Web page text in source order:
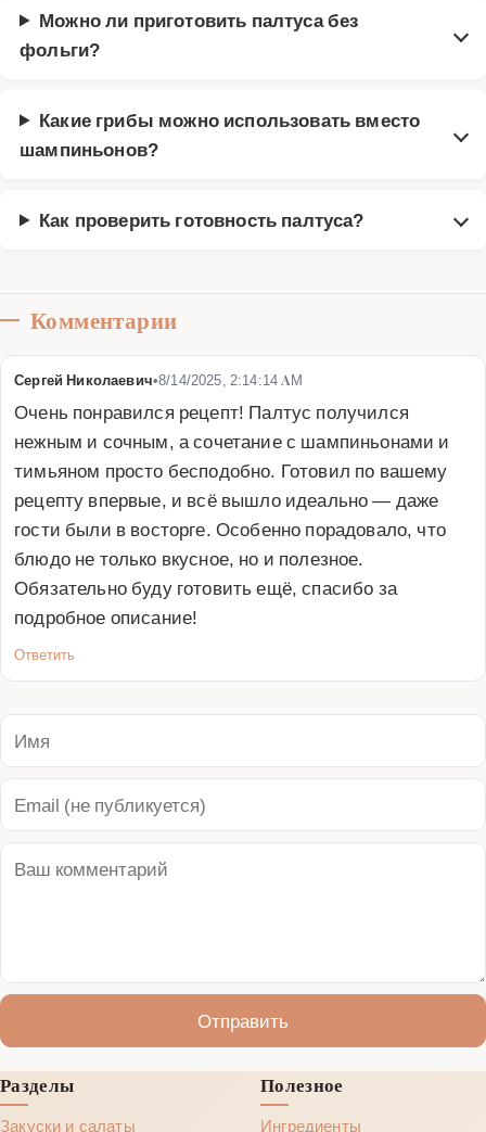
Можно ли приготовить палтуса без
фольги?
Какие грибы можно использовать вместо
шампиньонов?
Как проверить готовность палтуса?
Комментарии
Сергей Николаевич•8/14/2025, 2:14:14 AM
Очень понравился рецепт! Палтус получился
нежным и сочным, а сочетание с шампиньонами и
тимьяном просто бесподобно. Готовил по вашему
рецепту впервые, и всё вышло идеально — даже
гости были в восторге. Особенно порадовало, что
блюдо не только вкусное, но и полезное.
Обязательно буду готовить ещё, спасибо за
подробное описание!
Ответить
Отправить
Разделы
Закуски и салаты
Полезное
Ингредиенты